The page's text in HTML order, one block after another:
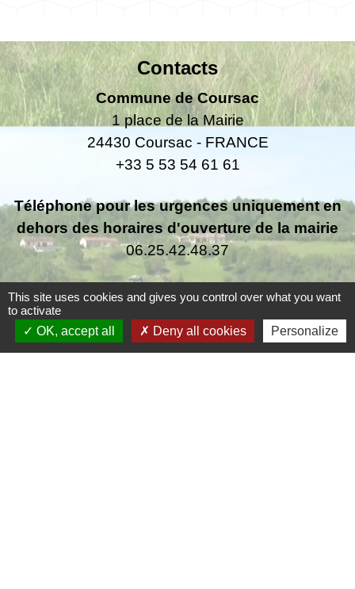
Contacts
Commune de Coursac
1 place de la Mairie
24430 Coursac - FRANCE
+33 5 53 54 61 61
Téléphone pour les urgences uniquement en
dehors des horaires d'ouverture de la mairie
06.25.42.48.37
Liens
This site uses cookies and gives you control over what you want
to activate
OK, accept all
Deny all cookies Personalize